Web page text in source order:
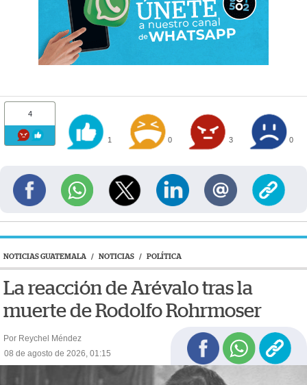
4
1 0 3 0
NOTICIAS GUATEMALA / NOTICIAS / POLÍTICA
La reacción de Arévalo tras la
muerte de Rodolfo Rohrmoser
Por Reychel Méndez
08 de agosto de 2026, 01:15